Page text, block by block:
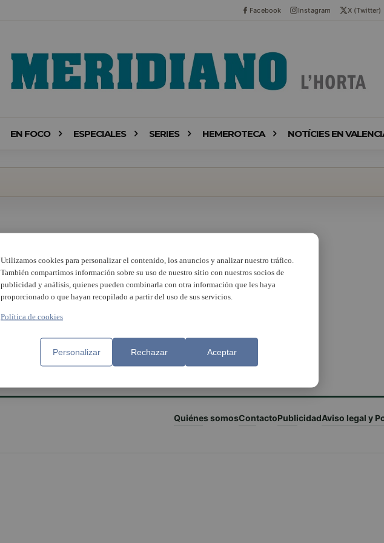
Facebook Instagram X (Twitter)
EN FOCO ESPECIALES SERIES HEMEROTECA NOTÍCIES EN
Quiénes somosContactoPublicidadAviso legal y
Utilizamos cookies para personalizar el contenido, los anuncios y analizar nuestro tráfico.
También compartimos información sobre su uso de nuestro sitio con nuestros socios de
publicidad y análisis, quienes pueden combinarla con otra información que les haya
proporcionado o que hayan recopilado a partir del uso de sus servicios.
Política de cookies
Personalizar Rechazar Aceptar